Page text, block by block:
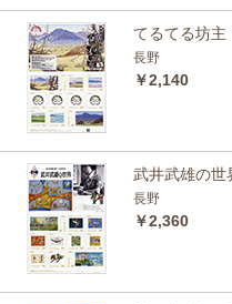
てるてる坊主
長野
￥2,140
武井武雄の世
長野
￥2,360